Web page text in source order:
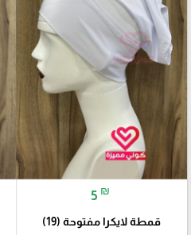
5 ₪
قمطة لايكرا مفتوحة (19)